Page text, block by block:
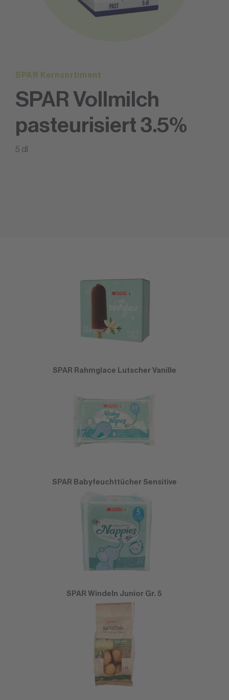
SPAR Kernsortiment
SPAR Vollmilch
pasteurisiert 3.5%
5 dl
SPAR Rahmglace Lutscher Vanille
SPAR Babyfeuchttücher Sensitive
SPAR Windeln Junior Gr. 5